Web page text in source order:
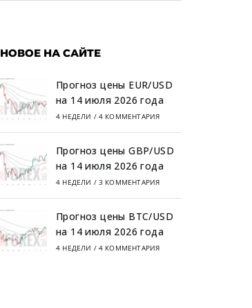
НОВОЕ НА САЙТЕ
Прогноз цены EUR/USD
на 14 июля 2026 года
4 НЕДЕЛИ / 4 КОММЕНТАРИЯ
Прогноз цены GBP/USD
на 14 июля 2026 года
4 НЕДЕЛИ / 3 КОММЕНТАРИЯ
Прогноз цены BTC/USD
на 14 июля 2026 года
4 НЕДЕЛИ / 4 КОММЕНТАРИЯ